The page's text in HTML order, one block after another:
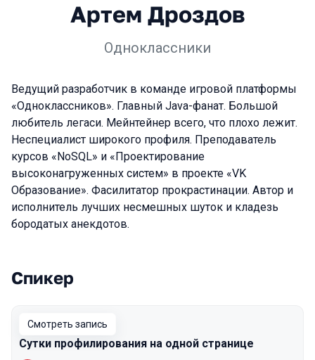
Артем Дроздов
Одноклассники
Ведущий разработчик в команде игровой платформы
«Одноклассников». Главный Java-фанат. Большой
любитель легаси. Мейнтейнер всего, что плохо лежит.
Неспециалист широкого профиля. Преподаватель
курсов «NoSQL» и «Проектирование
высоконагруженных систем» в проекте «VK
Образование». Фасилитатор прокрастинации. Автор и
исполнитель лучших несмешных шуток и кладезь
бородатых анекдотов.
Выступления в сезоне 2022
Спикер
Смотреть запись
Сутки профилирования на одной странице